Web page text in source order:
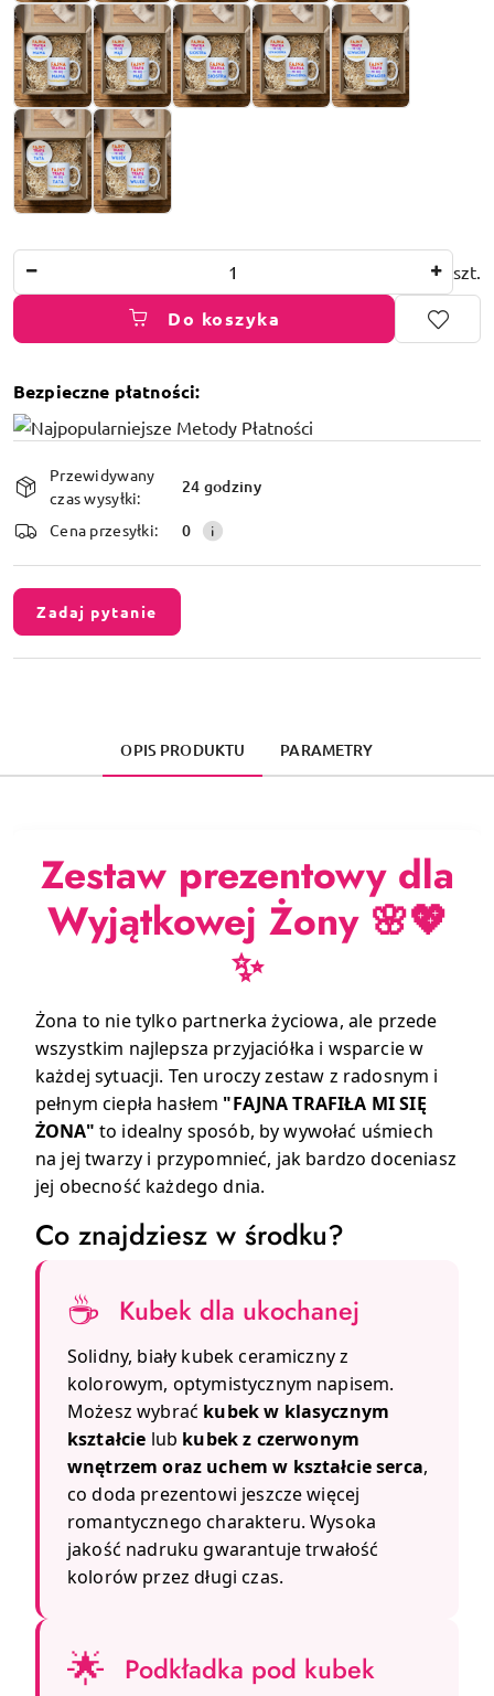
szt.
Do koszyka
Bezpieczne płatności:
Dostępność
i
dostawa
Przewidywany
czas wysyłki:
24 godziny
Cena przesyłki: 0
Zadaj pytanie
OPIS PRODUKTU PARAMETRY
Zestaw prezentowy dla
Wyjątkowej Żony 🌸💖
✨
Żona to nie tylko partnerka życiowa, ale przede
wszystkim najlepsza przyjaciółka i wsparcie w
każdej sytuacji. Ten uroczy zestaw z radosnym i
pełnym ciepła hasłem "FAJNA TRAFIŁA MI SIĘ
ŻONA" to idealny sposób, by wywołać uśmiech
na jej twarzy i przypomnieć, jak bardzo doceniasz
jej obecność każdego dnia.
Co znajdziesz w środku?
☕ Kubek dla ukochanej
Solidny, biały kubek ceramiczny z
kolorowym, optymistycznym napisem.
Możesz wybrać kubek w klasycznym
kształcie lub kubek z czerwonym
wnętrzem oraz uchem w kształcie serca,
co doda prezentowi jeszcze więcej
romantycznego charakteru. Wysoka
jakość nadruku gwarantuje trwałość
kolorów przez długi czas.
🌟 Podkładka pod kubek